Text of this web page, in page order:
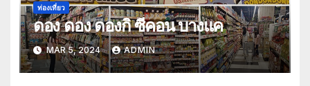
ท่องเที่ยว
ดอง ดอง ดองกิ ซีคอน บางแค
MAR 5, 2024 ADMIN